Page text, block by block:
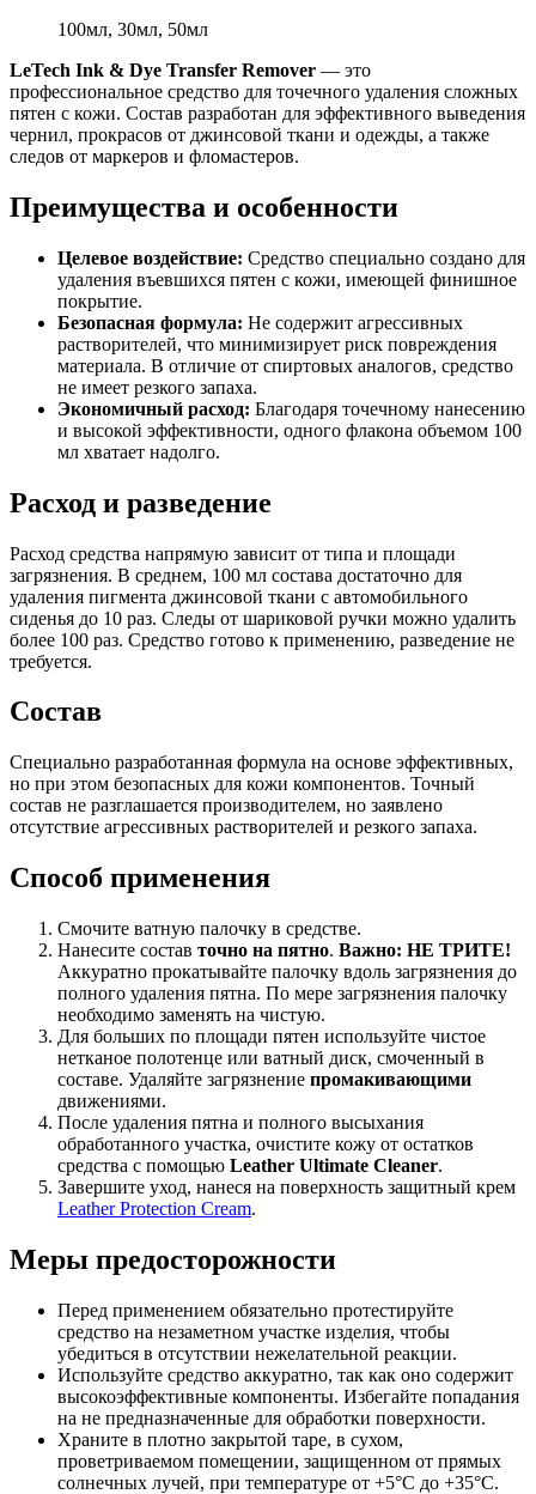
100мл, 30мл, 50мл
LeTech Ink & Dye Transfer Remover — это
профессиональное средство для точечного удаления сложных
пятен с кожи. Состав разработан для эффективного выведения
чернил, прокрасов от джинсовой ткани и одежды, а также
следов от маркеров и фломастеров.
Преимущества и особенности
Целевое воздействие: Средство специально создано для
удаления въевшихся пятен с кожи, имеющей финишное
покрытие.
Безопасная формула: Не содержит агрессивных
растворителей, что минимизирует риск повреждения
материала. В отличие от спиртовых аналогов, средство
не имеет резкого запаха.
Экономичный расход: Благодаря точечному нанесению
и высокой эффективности, одного флакона объемом 100
мл хватает надолго.
Расход и разведение
Расход средства напрямую зависит от типа и площади
загрязнения. В среднем, 100 мл состава достаточно для
удаления пигмента джинсовой ткани с автомобильного
сиденья до 10 раз. Следы от шариковой ручки можно удалить
более 100 раз. Средство готово к применению, разведение не
требуется.
Состав
Специально разработанная формула на основе эффективных,
но при этом безопасных для кожи компонентов. Точный
состав не разглашается производителем, но заявлено
отсутствие агрессивных растворителей и резкого запаха.
Способ применения
Смочите ватную палочку в средстве.
Нанесите состав точно на пятно. Важно: НЕ ТРИТЕ!
Аккуратно прокатывайте палочку вдоль загрязнения до
полного удаления пятна. По мере загрязнения палочку
необходимо заменять на чистую.
Для больших по площади пятен используйте чистое
нетканое полотенце или ватный диск, смоченный в
составе. Удаляйте загрязнение промакивающими
движениями.
После удаления пятна и полного высыхания
обработанного участка, очистите кожу от остатков
средства с помощью Leather Ultimate Cleaner.
Завершите уход, нанеся на поверхность защитный крем
Leather Protection Cream.
Меры предосторожности
Перед применением обязательно протестируйте
средство на незаметном участке изделия, чтобы
убедиться в отсутствии нежелательной реакции.
Используйте средство аккуратно, так как оно содержит
высокоэффективные компоненты. Избегайте попадания
на не предназначенные для обработки поверхности.
Храните в плотно закрытой таре, в сухом,
проветриваемом помещении, защищенном от прямых
солнечных лучей, при температуре от +5°C до +35°C.